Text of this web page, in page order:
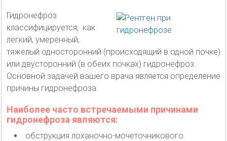
Гидронефроз
классифицируется, как
легкий, умеренный,
тяжелый односторонний (происходящий в одной почке)
или двусторонний (в обеих почках) гидронефроз.
Основной задачей вашего врача является определение
причины гидронефроза.
Наиболее часто встречаемыми причинами
гидронефроза являются:
обструкция лоханочно-мочеточникового